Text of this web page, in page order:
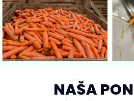
NAŠA